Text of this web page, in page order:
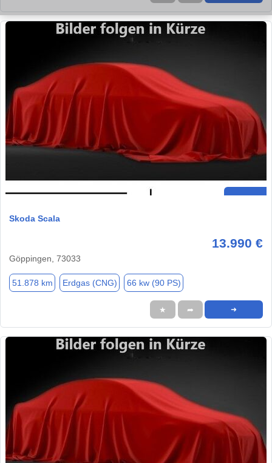
Skoda Scala
13.990 €
Göppingen, 73033
51.878 km Erdgas (CNG) 66 kw (90 PS)
★ ➦ ➜